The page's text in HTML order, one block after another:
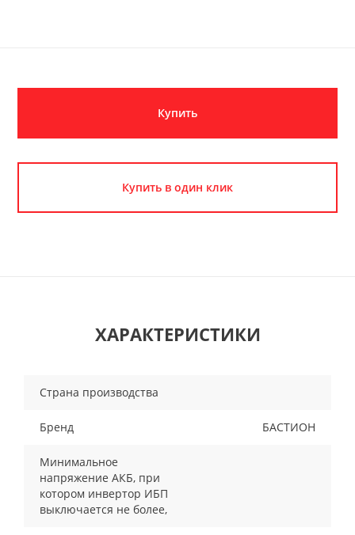
Купить
Купить в один клик
ХАРАКТЕРИСТИКИ
Страна производства
Бренд БАСТИОН
Минимальное
напряжение АКБ, при
котором инвертор ИБП
выключается не более,